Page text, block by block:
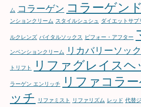
ム コラーゲン コラーゲン
ンションクリーム スタイルシュシュ ダイエットサプ
ルクレンズ バイタルソックス ビフォー・アフター
ンベンションクリーム リカバリーソッ
トリフト リファグレイスヘ
ラーゲン エンリッチ
リファコラ
ッチ
リファミスト リファリズム レッド 代替